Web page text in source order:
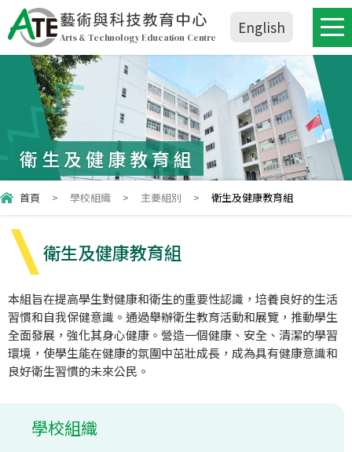
藝術與科技教育中心
Arts & Technology Education Centre
English
衛生及健康教育組
首頁 > 學校組織 > 主要組別 > 衛生及健康教育組
衛生及健康教育組
本組旨在提高學生對健康和衛生的重要性認識，培養良好的生活
習慣和自我保健意識。通過舉辦衛生教育活動和展覽，推動學生
全面發展，強化其身心健康。營造一個健康、安全、清潔的學習
環境，使學生能在健康的氛圍中茁壯成長，成為具有健康意識和
良好衛生習慣的未來公民。
學校組織